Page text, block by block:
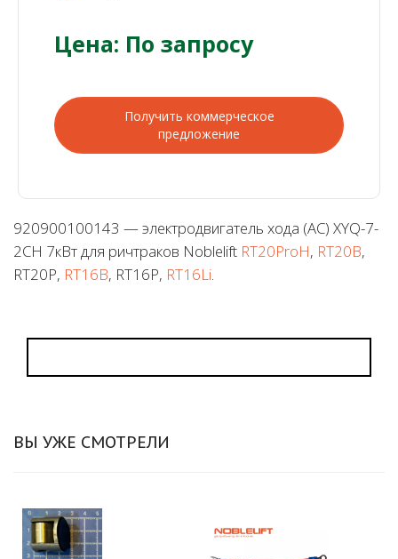
Цена: По запросу
Получить коммерческое
предложение
920900100143 — электродвигатель хода (AC) XYQ-7-
2CH 7кВт для ричтраков Noblelift RT20ProH, RT20B,
RT20P, RT16B, RT16P, RT16Li.
ВЫ УЖЕ СМОТРЕЛИ